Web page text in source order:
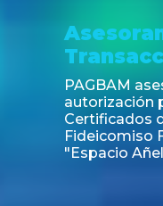
y
a Volsmart en la
la tokenización de
del
Inmobiliario